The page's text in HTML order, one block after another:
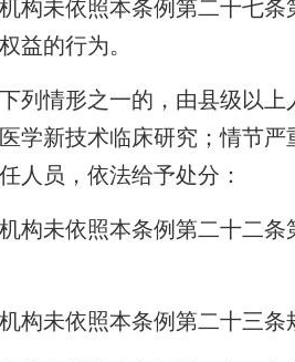
未依照本条例第二十七条
益的行为。
形之一的，由县级以上
学新技术临床研究；情节
人员，依法给予处分：
未依照本条例第二十二条
未依照本条例第二十三条